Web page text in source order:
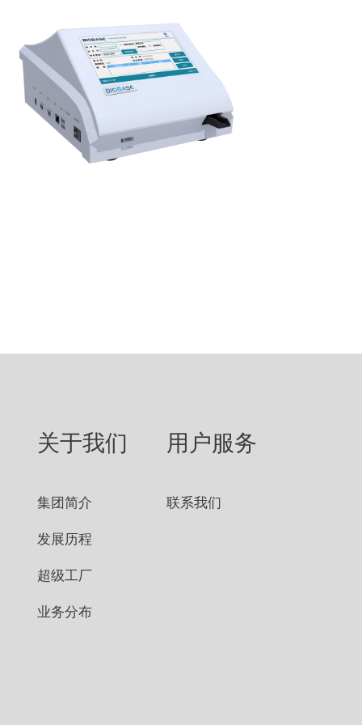
关于我们
集团简介
发展历程
超级工厂
业务分布
用户服务
联系我们